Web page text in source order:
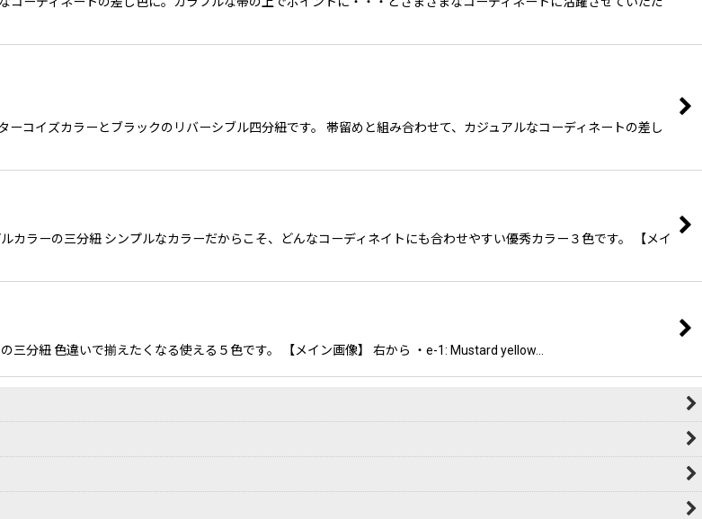
コイズカラーとブラックのリバーシブル四分紐です。 帯留めと組み合わせて、カジュアルなコーディネートの差し
ラーの三分紐 シンプルなカラーだからこそ、どんなコーディネイトにも合わせやすい優秀カラー３色です。 【メイ
紐 色違いで揃えたくなる使える５色です。 【メイン画像】 右から ・e-1: Mustard yellow…